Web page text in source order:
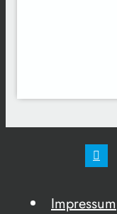
Impressum